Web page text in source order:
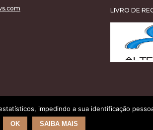
LIVRO DE
impedindo a sua identificação
OK SAIBA MAIS